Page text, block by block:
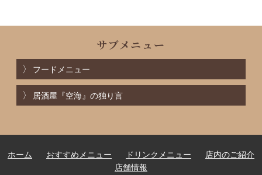
サブメニュー
フードメニュー
居酒屋『空海』の独り言
ホーム おすすめメニュー ドリンクメニュー
店内のご紹介
店舗情報